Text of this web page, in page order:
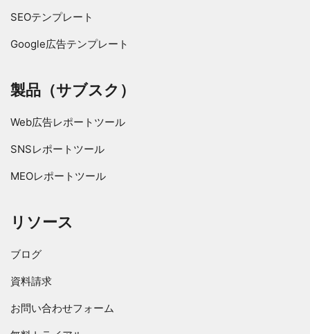
SEOテンプレート
Google広告テンプレート
製品（サブスク）
Web広告レポートツール
SNSレポートツール
MEOレポートツール
リソース
ブログ
資料請求
お問い合わせフォーム